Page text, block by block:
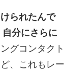
られたんで
分にさらに
グコンタクト
、これもレー